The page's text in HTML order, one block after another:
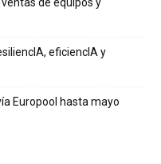
de equipos y
eficiencIA y
Europool hasta mayo